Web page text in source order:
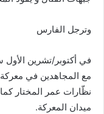
وترجل الفارس
مع المجاهدين في معركة
نظّارات عمر المختار
ميدان المعركة.